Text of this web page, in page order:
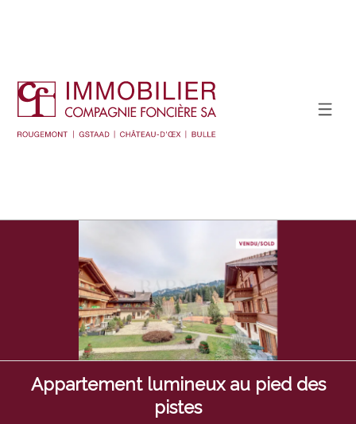
Appartement lumineux au pied des
pistes